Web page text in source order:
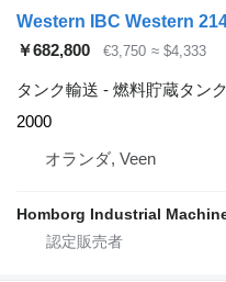
￥682,800 €3,750 ≈ $4,333
タンク輸送 - 燃料貯蔵タンク
2000
オランダ, Veen
Homborg Industrial